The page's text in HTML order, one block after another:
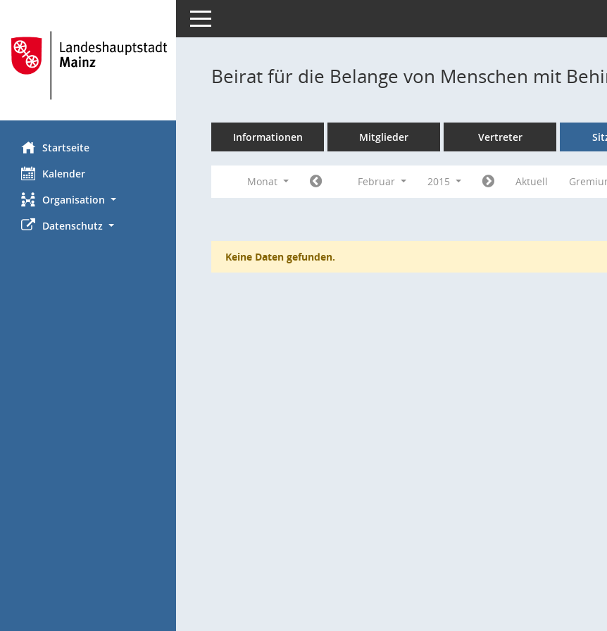
Startseite
Kalender
Organisation
Datenschutz
Toggle navigation
Beirat für die Belange von Menschen mit
Informationen Mitglieder Vertreter
Monat Februar 2015 Aktuell
Keine Daten gefunden.